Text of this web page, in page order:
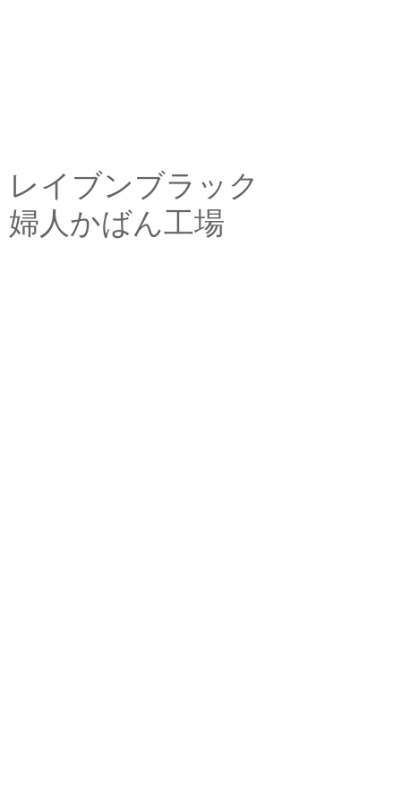
レイブンブラック
婦人かばん工場